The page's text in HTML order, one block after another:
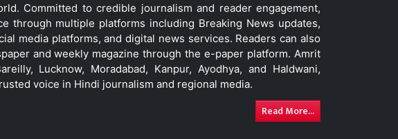
Committed to credible journalism and reader engagement,
through multiple platforms including Breaking News updates,
media platforms, and digital news services. Readers can also
and weekly magazine through the e-paper platform. Amrit
Lucknow, Moradabad, Kanpur, Ayodhya, and Haldwani,
voice in Hindi journalism and regional media.
Read More...